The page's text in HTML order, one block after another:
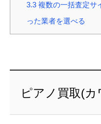
3.3複数の一括査定サ
った業者を選べる
ピアノ買取(カ